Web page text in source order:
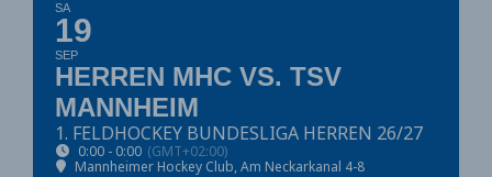
SA
19
SEP
HERREN MHC VS. TSV
MANNHEIM
1. FELDHOCKEY BUNDESLIGA HERREN 26/27
0:00 - 0:00 (GMT+02:00)
Mannheimer Hockey Club, Am Neckarkanal 4-8